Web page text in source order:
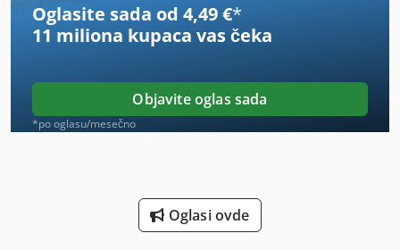
Fus 200
Fz 0
Inverter 110 Kw
Kondenzacija Fen Za Kosu
Oglasite sada od 4,49 €*
11 miliona kupaca vas čeka
Objavite oglas sada
*po oglasu/mesečno
Oglasi ovde